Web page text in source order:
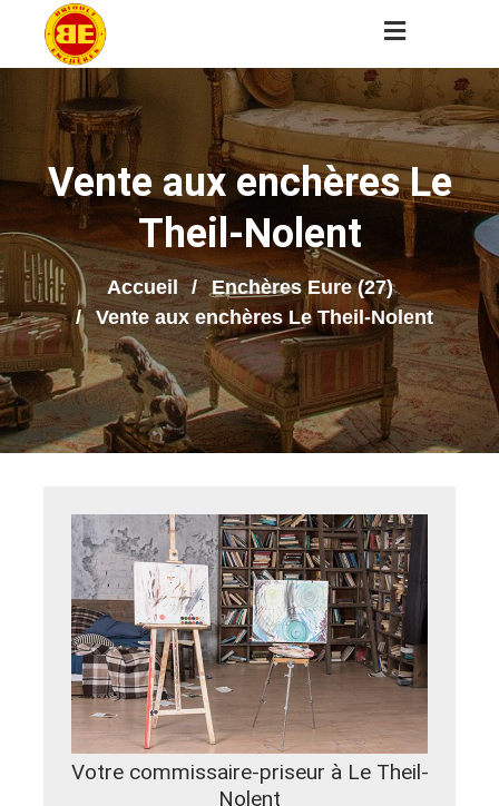
Vente aux enchères Le
Theil-Nolent
Accueil
Enchères Eure (27)
Vente aux enchères Le Theil-Nolent
Votre commissaire-priseur à Le Theil-
Nolent